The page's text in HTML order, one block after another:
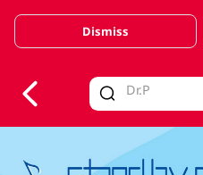
Valid Until 30 June 2026
Dismiss